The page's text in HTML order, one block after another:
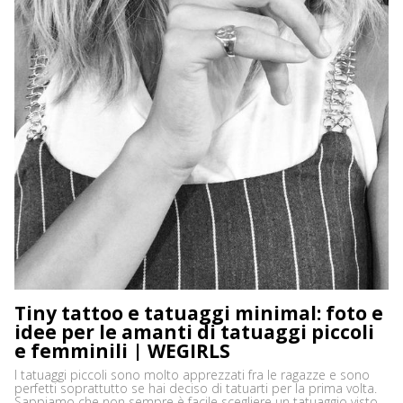
Tiny tattoo e tatuaggi minimal: foto e
idee per le amanti di tatuaggi piccoli
e femminili | WEGIRLS
I tatuaggi piccoli sono molto apprezzati fra le ragazze e sono
perfetti soprattutto se hai deciso di tatuarti per la prima volta.